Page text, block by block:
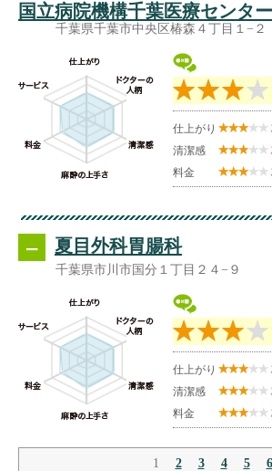
国立病院機構千葉医療センタ
千葉県千葉市中央区椿森４丁目１−２
仕上がり
清潔感
料金
-- 夏目外科胃腸科
千葉県市川市国分１丁目２４−９
仕上がり
清潔感
料金
1 2 3 4 5 6